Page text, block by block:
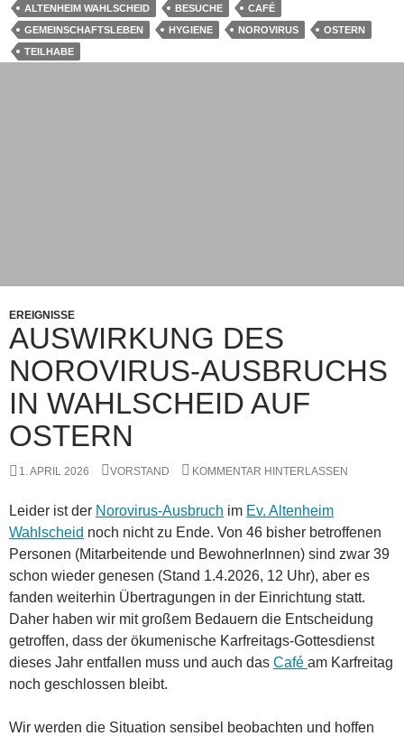
ALTENHEIM WAHLSCHEID BESUCHE
CAFÉ
GEMEINSCHAFTSLEBEN
HYGIENE NOROVIRUS
OSTERN
TEILHABE
EREIGNISSE
AUSWIRKUNG DES
NOROVIRUS-AUSBRUCHS
IN WAHLSCHEID AUF
OSTERN
1. APRIL 2026 VORSTAND KOMMENTAR HINTERLASSEN
Leider ist der Norovirus-Ausbruch im Ev. Altenheim
Wahlscheid noch nicht zu Ende. Von 46 bisher betroffenen
Personen (Mitarbeitende und BewohnerInnen) sind zwar 39
schon wieder genesen (Stand 1.4.2026, 12 Uhr), aber es
fanden weiterhin Übertragungen in der Einrichtung statt.
Daher haben wir mit großem Bedauern die Entscheidung
getroffen, dass der ökumenische Karfreitags-Gottesdienst
dieses Jahr entfallen muss und auch das Café am Karfreitag
noch geschlossen bleibt.
Wir werden die Situation sensibel beobachten und hoffen